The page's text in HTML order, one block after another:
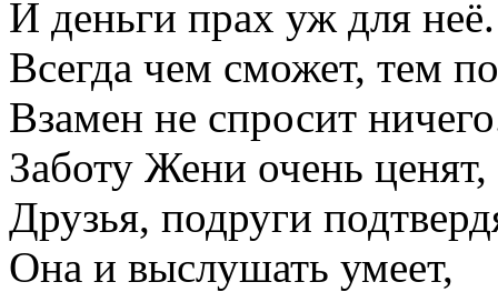
И деньги прах уж для неё.
Всегда чем сможет, тем
Взамен не спросит
Заботу Жени очень ценят,
Друзья, подруги
Она и выслушать умеет,